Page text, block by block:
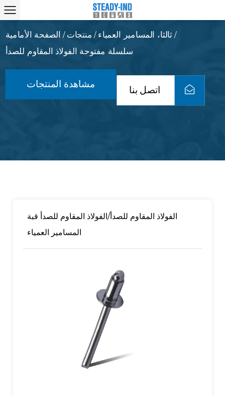
الصفحة الأمامية / منتجات / ثالثا، المسامير العمياء /
سلسلة مفتوحة الفولاذ المقاوم للصدأ
مشاهدة المنتجات
الفولاذ المقاوم للصدأ/الفولاذ المقاوم للصدأ قبة
المسامير العمياء